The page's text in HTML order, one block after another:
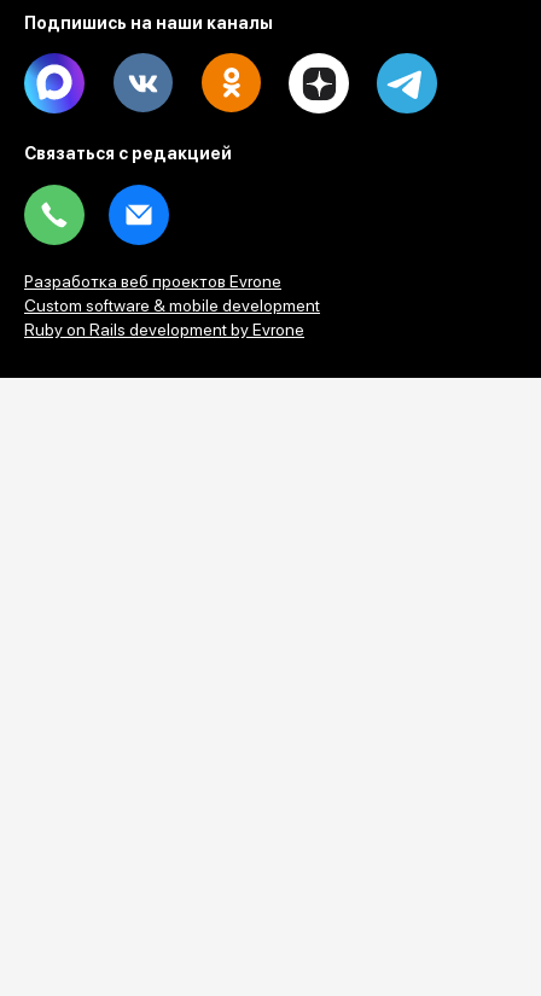
Подпишись на наши каналы
Max Dzen
Связаться с редакцией
Разработка веб проектов Evrone
Custom software & mobile development
Ruby on Rails development by Evrone